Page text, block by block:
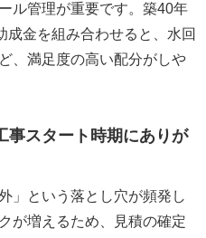
ル管理が重要です。築40年
金を組み合わせると、 水回
、満足度の高い配分がしや
事スタート時期にありが
」という落とし穴が頻発し
が増えるため、
見積の確定